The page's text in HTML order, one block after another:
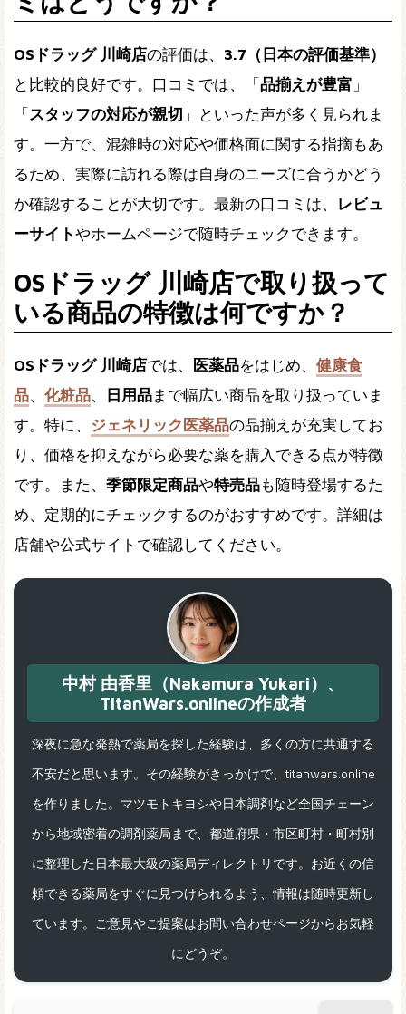
OSドラッグ 川崎店の評価は、 3.7（日本の評価基準）
と比較的良好です。口コミでは、「品揃えが豊富 」
「スタッフの対応が親切 」といった声が多く見られま
す。一方で、混雑時の対応や価格面に関する指摘もあ
るため、実際に訪れる際は自身のニーズに合うかどう
か確認することが大切です。最新の口コミは、 レビュ
ーサイトやホームページで随時チェックできます。
OSドラッグ 川崎店で取り扱って
いる商品の特徴は何ですか？
OSドラッグ 川崎店では、 医薬品をはじめ、 健康食
品、 化粧品、 日用品まで幅広い商品を取り扱っていま
す。特に、 ジェネリック医薬品の品揃えが充実してお
り、価格を抑えながら必要な薬を購入できる点が特徴
です。また、 季節限定商品や特売品も随時登場するた
め、定期的にチェックするのがおすすめです。詳細は
店舗や公式サイトで確認してください。
中村 由香里（Nakamura Yukari）、
TitanWars.onlineの作成者
深夜に急な発熱で薬局を探した経験は、多くの方に共通する
不安だと思います。その経験がきっかけで、titanwars.online
を作りました。マツモトキヨシや日本調剤など全国チェーン
から地域密着の調剤薬局まで、都道府県・市区町村・町村別
に整理した日本最大級の薬局ディレクトリです。お近くの信
頼できる薬局をすぐに見つけられるよう、情報は随時更新し
ています。ご意見やご提案はお問い合わせページからお気軽
にどうぞ。